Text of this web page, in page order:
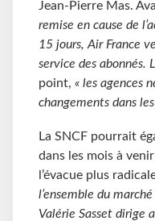
Jean-Pierre Mas.
remise en cause de
15 jours, Air France
service des abonnés.
point, « les agences
changements dans
La SNCF pourrait
dans les mois à
l’évacue plus
l’ensemble du
Valérie Sasset dirige